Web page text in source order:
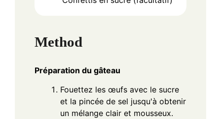
Method
Préparation du gâteau
Fouettez les œufs avec le sucre
et la pincée de sel jusqu'à obtenir
un mélange clair et mousseux.